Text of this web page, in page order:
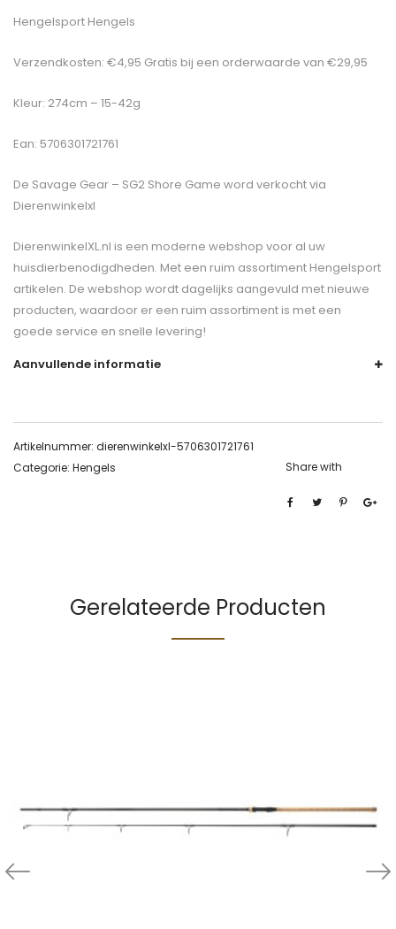
Hengelsport Hengels
Verzendkosten: €4,95 Gratis bij een orderwaarde van €29,95
Kleur: 274cm – 15-42g
Ean: 5706301721761
De Savage Gear – SG2 Shore Game word verkocht via
Dierenwinkelxl
DierenwinkelXL.nl is een moderne webshop voor al uw
huisdierbenodigdheden. Met een ruim assortiment Hengelsport
artikelen. De webshop wordt dagelijks aangevuld met nieuwe
producten, waardoor er een ruim assortiment is met een
goede service en snelle levering!
Aanvullende informatie
Artikelnummer: dierenwinkelxl-5706301721761
Categorie: Hengels Share with
Gerelateerde Producten